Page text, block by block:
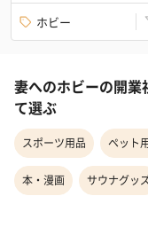
ホビー
妻へのホビーの開
て選ぶ
スポーツ用品 ペット
本・漫画 サウナグッ